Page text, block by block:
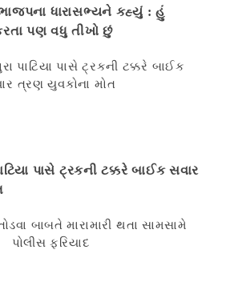
ધારાસભ્યને કહ્યું : હું
પણ વધુ તીખો છું
પાસે ટ્રકની ટક્કરે બાઈક સવાર